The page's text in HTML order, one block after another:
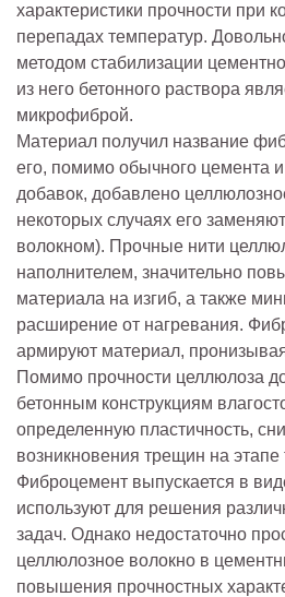
характеристики прочности при
перепадах температур.
методом стабилизации
из него бетонного раствора
микрофиброй.
Материал получил название
его, помимо обычного цемента
добавок, добавлено
некоторых случаях его
волокном). Прочные нити
наполнителем, значительно
материала на изгиб, а также
расширение от нагревания.
армируют материал,
Помимо прочности целлюлоза
бетонным конструкциям
определенную пластичность,
возникновения трещин на этапе
Фиброцемент выпускается в
используют для решения
задач. Однако недостаточно
целлюлозное волокно в
повышения прочностных